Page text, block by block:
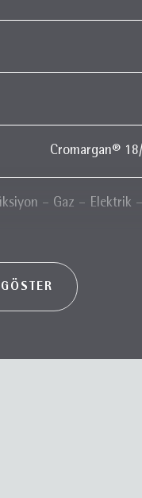
Cromargan®
– Gaz – Elektrik